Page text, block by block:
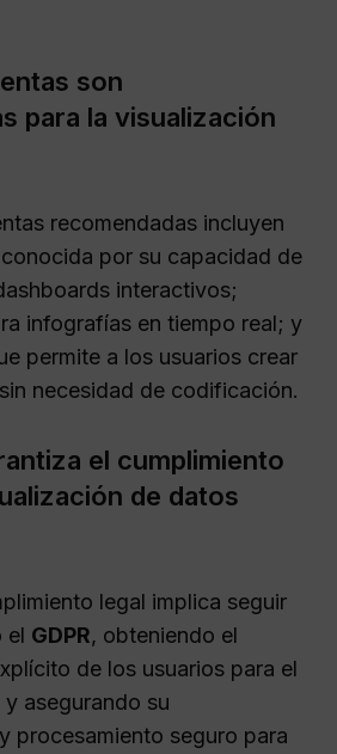
son
para la visualización
recomendadas incluyen
por su capacidad de
interactivos;
infografías en tiempo real; y
permite a los usuarios crear
necesidad de codificación.
el cumplimiento
de datos
legal implica seguir
el GDPR, obteniendo el
de los usuarios para el
asegurando su
procesamiento seguro para